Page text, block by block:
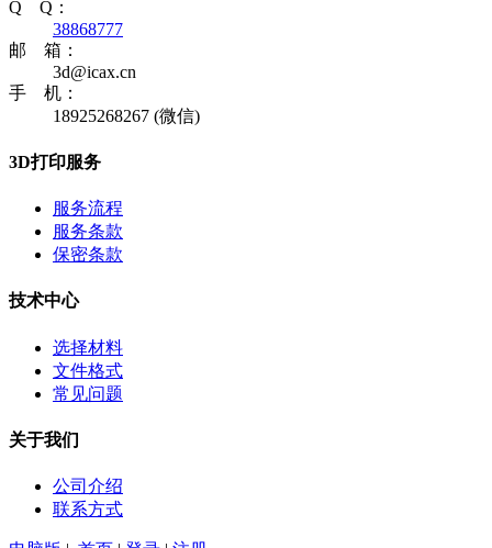
Q Q：
38868777
邮 箱：
3d@icax.cn
手 机：
18925268267 (微信)
3D打印服务
服务流程
服务条款
保密条款
技术中心
选择材料
文件格式
常见问题
关于我们
公司介绍
联系方式